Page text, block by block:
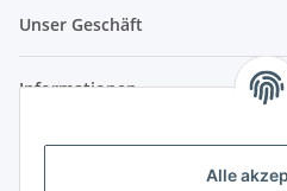
Alle
Unser Geschäft
Informationen
Zahlungsmöglichkeiten